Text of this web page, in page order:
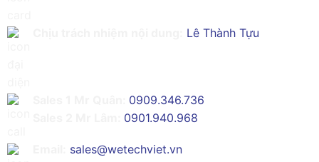
Lê Thành Tựu
0909.346.736
0901.940.968
sales@wetechviet.vn